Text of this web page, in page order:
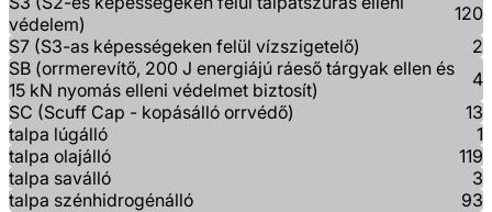
védelem)
120
S7 (S3-as képességeken felül vízszigetelő)
2
SB (orrmerevítő, 200 J energiájú ráeső tárgyak ellen és
15 kN nyomás elleni védelmet biztosít)
4
SC (Scuff Cap - kopásálló orrvédő)
13
talpa lúgálló
1
talpa olajálló
119
talpa saválló
3
talpa szénhidrogénálló
93